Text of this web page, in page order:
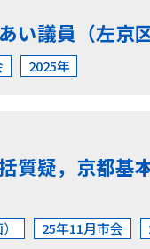
い議員（左京区
2025年
質疑，京都基
25年11月市会